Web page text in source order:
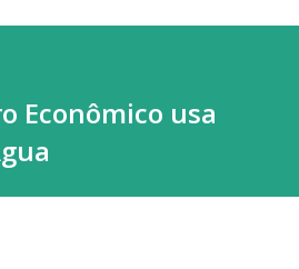
Econômico usa